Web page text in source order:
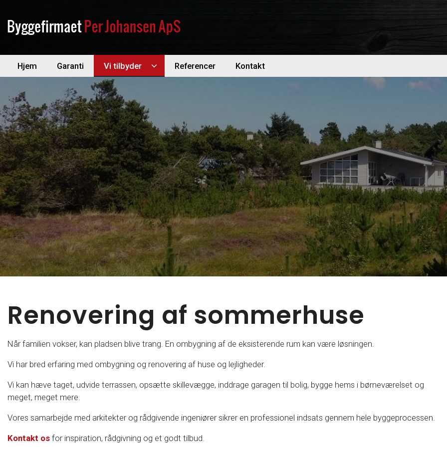
hovedindhold
Hjem Garanti Vi tilbyder Referencer Kontakt
Renovering af sommerhuse
Når familien vokser, kan pladsen blive trang. En ombygning af de eksisterende rum kan være løsningen.
Vi har bred erfaring med ombygning og renovering af huse og lejligheder.
Vi kan hæve taget, udvide terrassen, opsætte skillevægge, inddrage garagen til bolig, bygge hems i børneværelset og
meget, meget mere.​
Vores samarbejde med arkitekter og rådgivende ingeniører sikrer en professionel indsats gennem hele byggeprocessen.
Kontakt os for inspiration, rådgivning og et godt tilbud.